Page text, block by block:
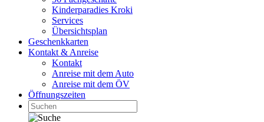
Kinderparadies Kroki
Services
Übersichtsplan
Geschenkkarten
Kontakt & Anreise
Kontakt
Anreise mit dem Auto
Anreise mit dem ÖV
Öffnungszeiten